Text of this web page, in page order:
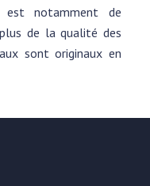
est notamment de
de la qualité des
sont originaux en